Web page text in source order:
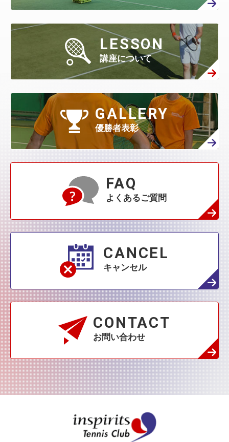
LESSON
講座について
GALLERY
優勝者表彰
FAQ
よくあるご質問
CANCEL
キャンセル
CONTACT
お問い合わせ